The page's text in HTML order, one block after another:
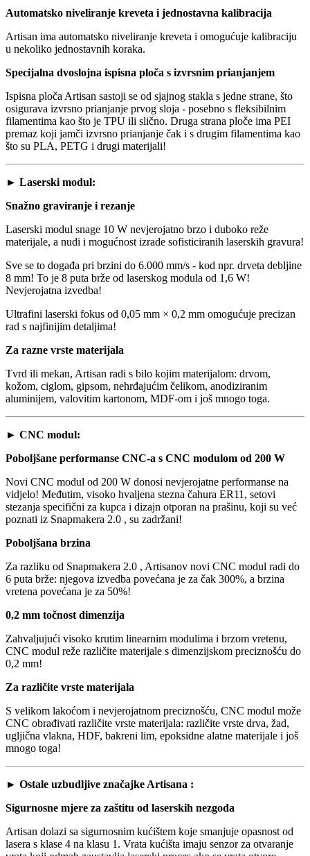
Automatsko niveliranje kreveta i jednostavna kalibracija
Artisan ima automatsko niveliranje kreveta i omogućuje kalibraciju
u nekoliko jednostavnih koraka.
Specijalna dvoslojna ispisna ploča s izvrsnim prianjanjem
Ispisna ploča Artisan sastoji se od sjajnog stakla s jedne strane, što
osigurava izvrsno prianjanje prvog sloja - posebno s fleksibilnim
filamentima kao što je TPU ili slično. Druga strana ploče ima PEI
premaz koji jamči izvrsno prianjanje čak i s drugim filamentima kao
što su PLA, PETG i drugi materijali!
► Laserski modul:
Snažno graviranje i rezanje
Laserski modul snage 10 W nevjerojatno brzo i duboko reže
materijale, a nudi i mogućnost izrade sofisticiranih laserskih gravura!
Sve se to događa pri brzini do 6.000 mm/s - kod npr. drveta debljine
8 mm! To je 8 puta brže od laserskog modula od 1,6 W!
Nevjerojatna izvedba!
Ultrafini laserski fokus od 0,05 mm × 0,2 mm omogućuje precizan
rad s najfinijim detaljima!
Za razne vrste materijala
Tvrd ili mekan, Artisan radi s bilo kojim materijalom: drvom,
kožom, ciglom, gipsom, nehrđajućim čelikom, anodiziranim
aluminijem, valovitim kartonom, MDF-om i još mnogo toga.
► CNC modul:
Poboljšane performanse CNC-a s CNC modulom od 200 W
Novi CNC modul od 200 W donosi nevjerojatne performanse na
vidjelo! Međutim, visoko hvaljena stezna čahura ER11, setovi
stezanja specifični za kupca i dizajn otporan na prašinu, koji su već
poznati iz Snapmakera 2.0 , su zadržani!
Poboljšana brzina
Za razliku od Snapmakera 2.0 , Artisanov novi CNC modul radi do
6 puta brže: njegova izvedba povećana je za čak 300%, a brzina
vretena povećana je za 50%!
0,2 mm točnost dimenzija
Zahvaljujući visoko krutim linearnim modulima i brzom vretenu,
CNC modul reže različite materijale s dimenzijskom preciznošću do
0,2 mm!
Za različite vrste materijala
S velikom lakoćom i nevjerojatnom preciznošću, CNC modul može
CNC obrađivati različite vrste materijala: različite vrste drva, žad,
ugljična vlakna, HDF, bakreni lim, epoksidne alatne materijale i još
mnogo toga!
► Ostale uzbudljive značajke Artisana :
Sigurnosne mjere za zaštitu od laserskih nezgoda
Artisan dolazi sa sigurnosnim kućištem koje smanjuje opasnost od
lasera s klase 4 na klasu 1. Vrata kućišta imaju senzor za otvaranje